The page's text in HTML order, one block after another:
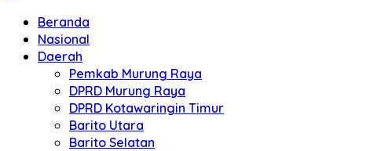
Beranda
Nasional
Daerah
Pemkab Murung Raya
DPRD Murung Raya
DPRD Kotawaringin Timur
Barito Utara
Barito Selatan